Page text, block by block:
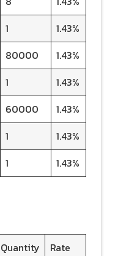
1
1.43%
80000
1.43%
1
1.43%
60000
1.43%
1
1.43%
1 1.43%
Quantity
Rate